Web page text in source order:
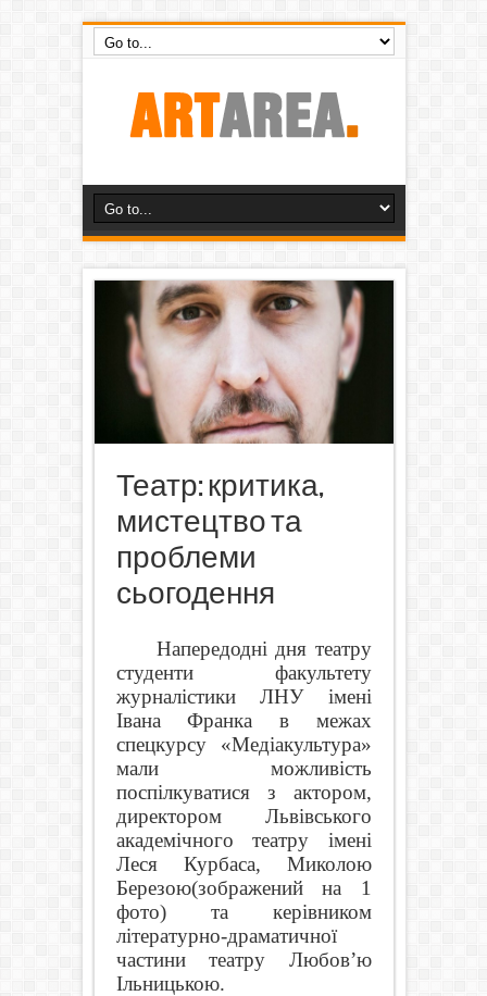
Театр: критика,
мистецтво та
проблеми
сьогодення
Напередодні дня театру
студенти факультету
журналістики ЛНУ імені
Івана Франка в межах
спецкурсу «Медіакультура»
мали можливість
поспілкуватися з актором,
директором Львівського
академічного театру імені
Леся Курбаса, Миколою
Березою(зображений на 1
фото) та керівником
літературно-драматичної
частини театру Любов’ю
Ільницькою.